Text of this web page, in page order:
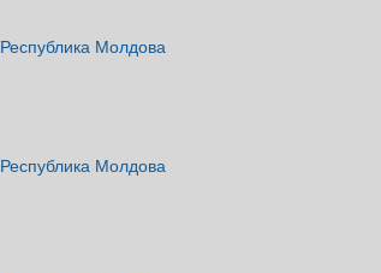
Республика Молдова
Республика Молдова